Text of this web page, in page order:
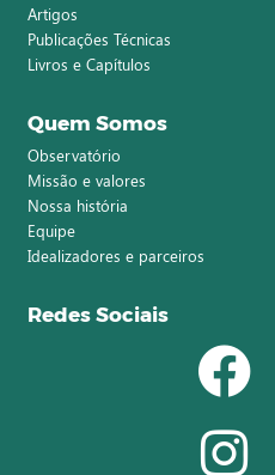
Artigos
Publicações Técnicas
Livros e Capítulos
Quem Somos
Observatório
Missão e valores
Nossa história
Equipe
Idealizadores e parceiros
Redes Sociais